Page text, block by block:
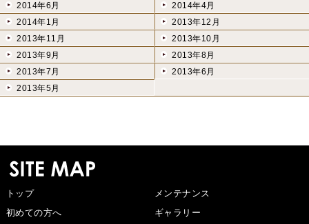
2014年6月
2014年4月
2014年1月
2013年12月
2013年11月
2013年10月
2013年9月
2013年8月
2013年7月
2013年6月
2013年5月
トップ
初めての方へ
メンテナンス
ギャラリー